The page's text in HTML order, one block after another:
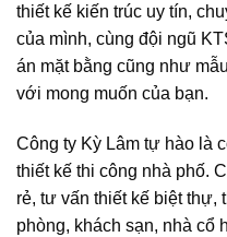
thiết kế kiến trúc uy tín,
của mình, cùng đội ngũ
án mặt bằng cũng như
với mong muốn của bạn.
Công ty Kỳ Lâm tự hào là
thiết kế thi công nhà phố.
rẻ, tư vấn thiết kế biệt thự,
phòng, khách sạn, nhà cổ